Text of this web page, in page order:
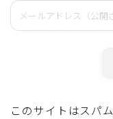
このサイトはスパ